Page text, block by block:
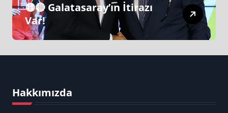
🟡🔴 Galatasaray’ın İtirazı
Var!
Hakkımızda